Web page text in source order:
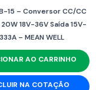
15 – Conversor CC/CC
18V-36V Saída 15V-
– MEAN WELL
AO CARRINHO
NA COTAÇÃO